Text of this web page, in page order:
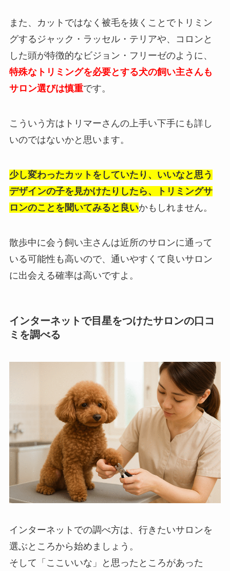
また、カットではなく被毛を抜くことでトリミン
グするジャック・ラッセル・テリアや、コロンと
した頭が特徴的なビジョン・フリーゼのように、
特殊なトリミングを必要とする犬の飼い主さんも
サロン選びは慎重です。
こういう方はトリマーさんの上手い下手にも詳し
いのではないかと思います。
少し変わったカットをしていたり、いいなと思う
デザインの子を見かけたりしたら、
トリミングサ
ロンのことを聞いてみると良いかもしれません。
散歩中に会う飼い主さんは近所のサロンに通って
いる可能性も高いので、通いやすくて良いサロン
に出会える確率は高いですよ。
インターネットで目星をつけたサロンの口コ
ミを調べる
インターネットでの調べ方は、行きたいサロンを
選ぶところから始めましょう。
そして「ここいいな」と思ったところがあった